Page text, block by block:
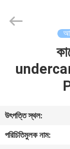
আমাদের
সম্পর্কে
Corporation.
উৎপত্তি স্থল:
পরিচিতিমুলক নাম: